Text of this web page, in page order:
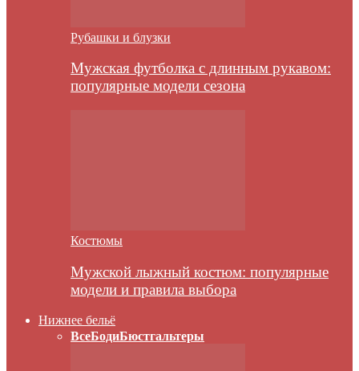
Рубашки и блузки
Мужская футболка с длинным рукавом:
популярные модели сезона
Костюмы
Мужской лыжный костюм: популярные
модели и правила выбора
Нижнее бельё
ВсеБодиБюстгальтеры